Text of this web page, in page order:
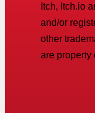
Itch, Itch.io
and/or
other
are property